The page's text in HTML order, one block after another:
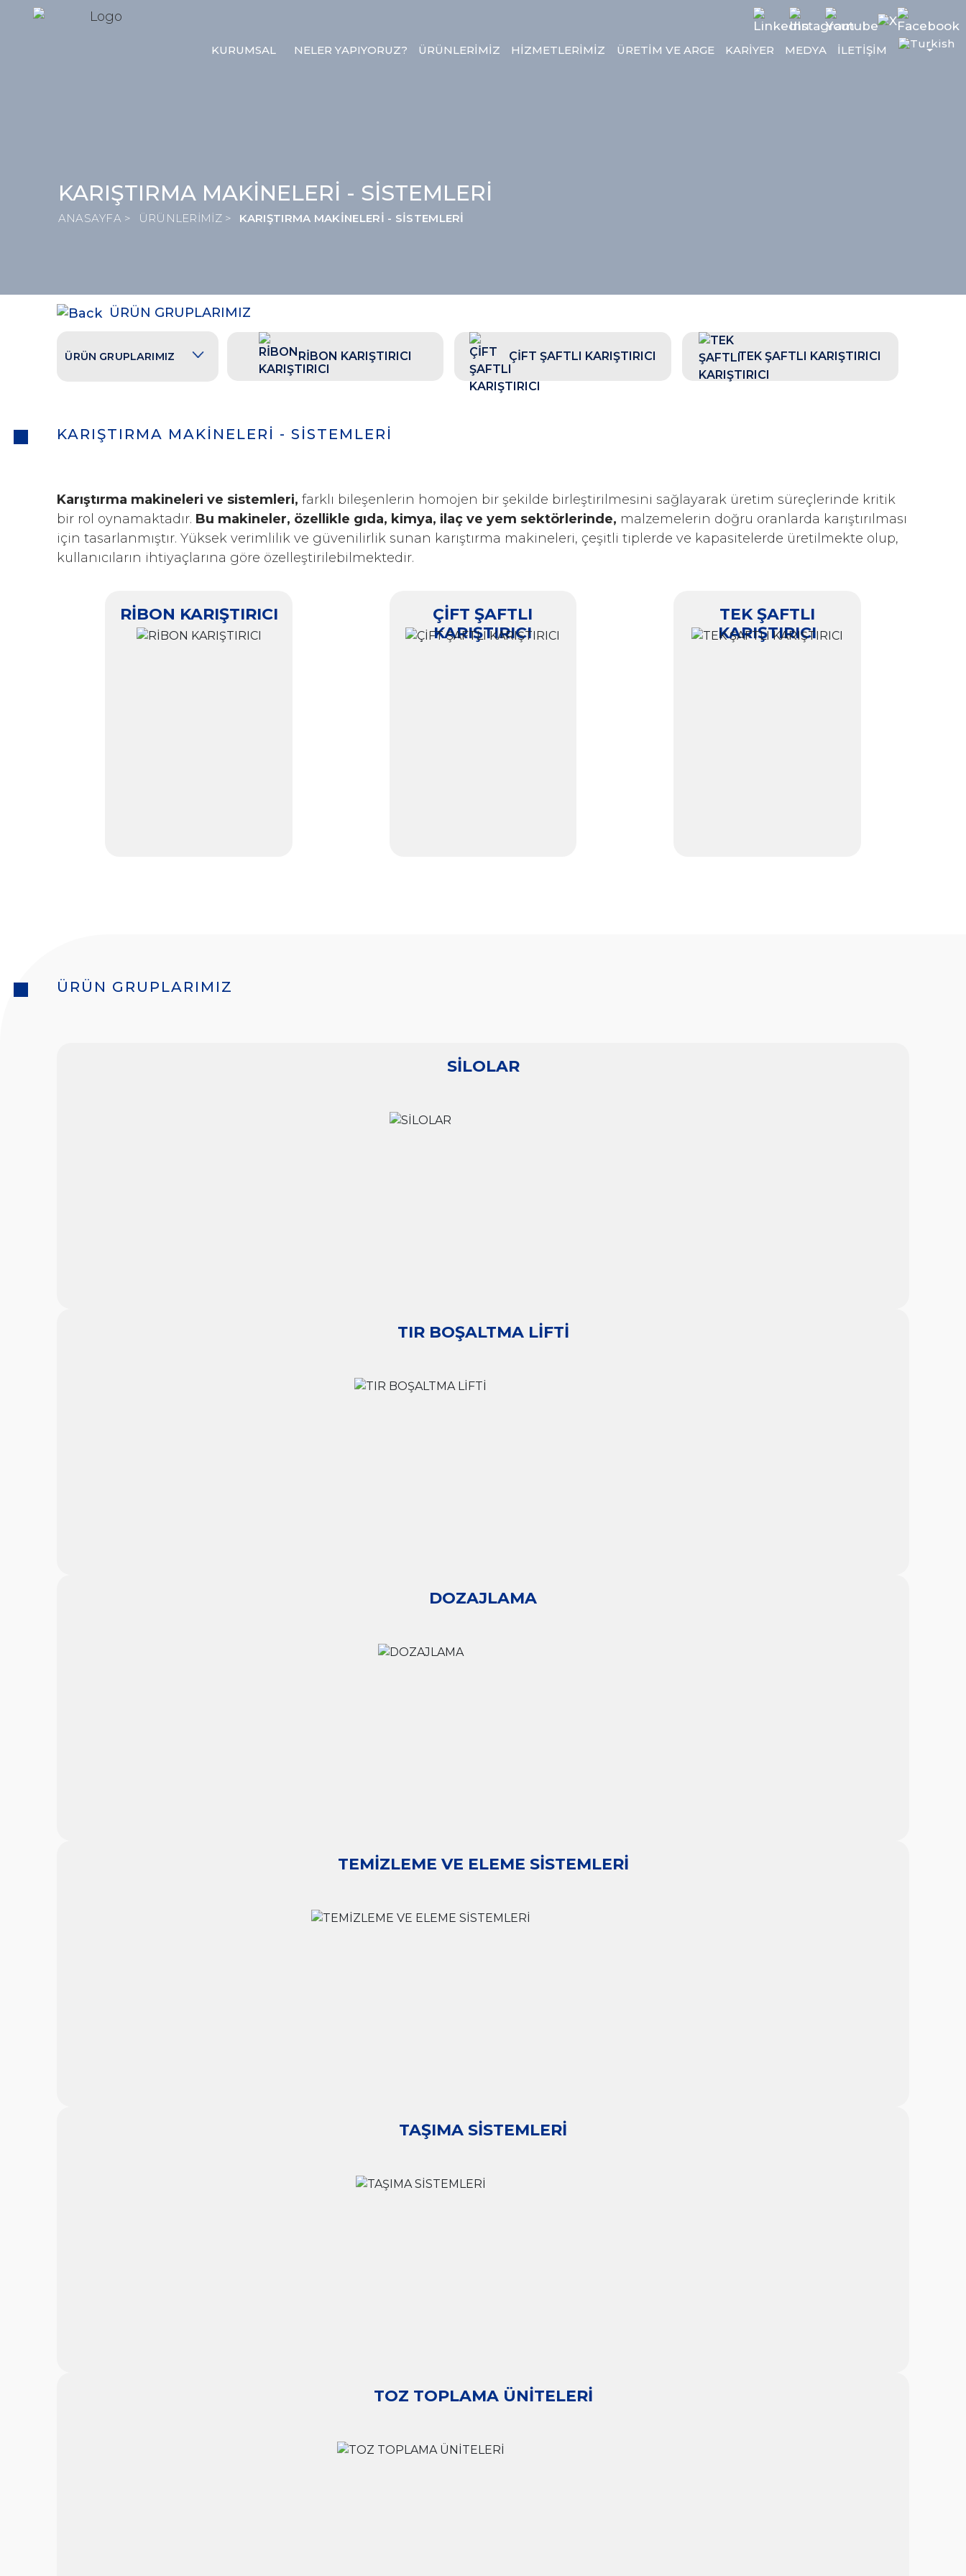
KURUMSAL NELER YAPIYORUZ? ÜRÜNLERİMİZ HİZMETLERİMİZ ÜRETİM VE ARGE KARİYER MEDYA İLETİŞİM
KARIŞTIRMA MAKİNELERİ - SİSTEMLERİ
ANASAYFA > ÜRÜNLERİMİZ > KARIŞTIRMA MAKİNELERİ - SİSTEMLERİ
ÜRÜN GRUPLARIMIZ
ÜRÜN GRUPLARIMIZ RİBON KARIŞTIRICI ÇİFT ŞAFTLI KARIŞTIRICI TEK ŞAFTLI KARIŞTIRICI
KARIŞTIRMA MAKİNELERİ - SİSTEMLERİ
Karıştırma makineleri ve sistemleri, farklı bileşenlerin homojen bir şekilde birleştirilmesini sağlayarak üretim süreçlerinde kritik
bir rol oynamaktadır. Bu makineler, özellikle gıda, kimya, ilaç ve yem sektörlerinde, malzemelerin doğru oranlarda karıştırılması
için tasarlanmıştır. Yüksek verimlilik ve güvenilirlik sunan karıştırma makineleri, çeşitli tiplerde ve kapasitelerde üretilmekte olup,
kullanıcıların ihtiyaçlarına göre özelleştirilebilmektedir.
RİBON KARIŞTIRICI
ÇİFT ŞAFTLI
KARIŞTIRICI
TEK ŞAFTLI
KARIŞTIRICI
ÜRÜN GRUPLARIMIZ
SİLOLAR
TIR BOŞALTMA LİFTİ
DOZAJLAMA
TEMİZLEME VE ELEME SİSTEMLERİ
TAŞIMA SİSTEMLERİ
TOZ TOPLAMA ÜNİTELERİ